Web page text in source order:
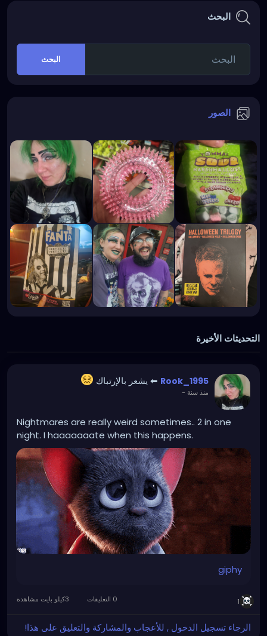
البحث
البحث
الصور
التحديثات الأخيرة
Rook_1995 ⬅ يشعر بالإرتباك
منذ سنة -
Nightmares are really weird sometimes.. 2 in one
night. I haaaaaaate when this happens.
giphy
1
الرجاء تسجيل الدخول , للأعجاب والمشاركة والتعليق على هذا!